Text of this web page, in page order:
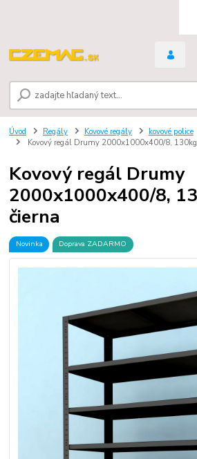
Úvod Regály Kovové regály kovové police
Kovový regál Drumy 2000x1000x400/8,
Kovový regál Drumy
2000x1000x400/8,
čierna
Novinka Doprava ZADARMO